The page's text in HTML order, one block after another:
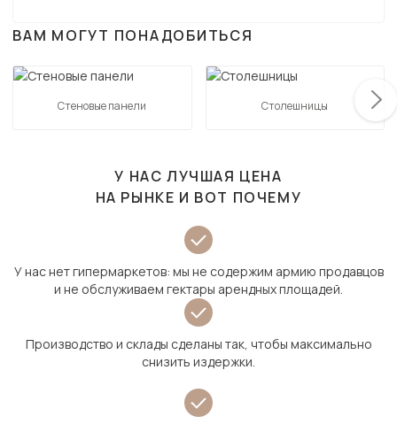
ВАМ МОГУТ ПОНАДОБИТЬСЯ
Стеновые панели Столешницы
У НАС ЛУЧШАЯ ЦЕНА
НА РЫНКЕ И ВОТ ПОЧЕМУ
У нас нет гипермаркетов: мы не содержим армию продавцов
и не обслуживаем гектары арендных площадей.
Производство и склады сделаны так, чтобы максимально
снизить издержки.